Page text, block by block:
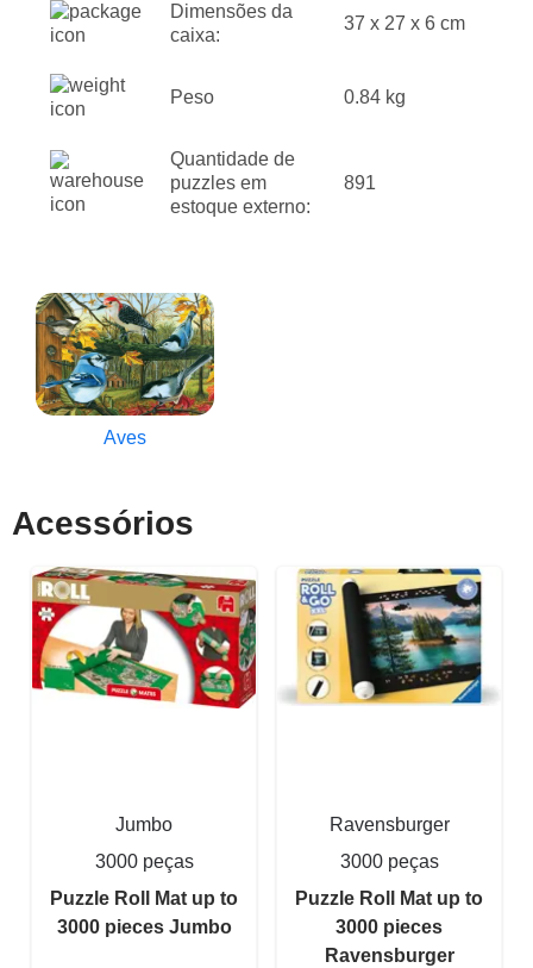
Dimensões da
caixa:
37 x 27 x 6 cm
Peso 0.84 kg
Quantidade de
puzzles em
estoque externo:
891
Aves
Acessórios
Jumbo
3000 peças
Puzzle Roll Mat up to
3000 pieces Jumbo
Ravensburger
3000 peças
Puzzle Roll Mat up to
3000 pieces
Ravensburger